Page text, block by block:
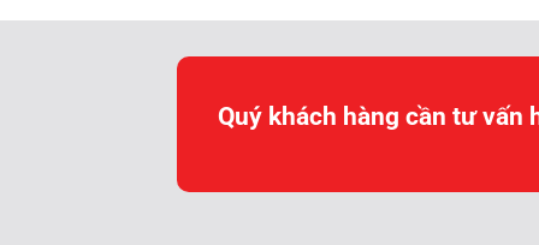
Quý khách hàng cần tư